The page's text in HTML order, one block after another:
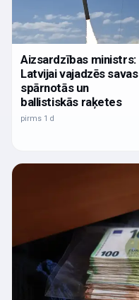
Aizsardzības ministrs:
Latvijai vajadzēs savas
spārnotās un
ballistiskās raķetes
pirms 1 d